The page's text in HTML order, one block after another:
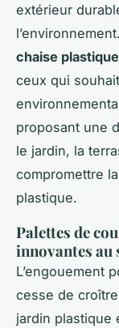
extérieur
chaise
ceux qui
proposant une
le jardin, la
compromettre
plastique.
Palettes de
innovantes au
L’engouement
cesse de
jardin plastique